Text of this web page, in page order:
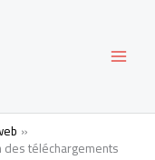
des téléchargements